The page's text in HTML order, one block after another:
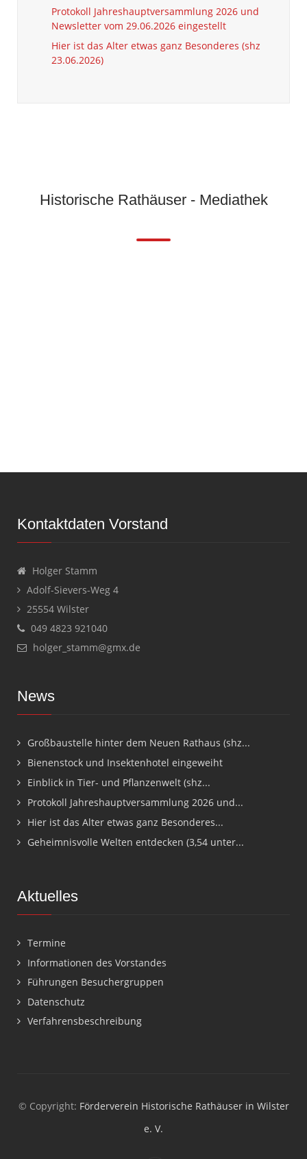
Protokoll Jahreshauptversammlung 2026 und
Newsletter vom 29.06.2026 eingestellt
Hier ist das Alter etwas ganz Besonderes (shz
23.06.2026)
Historische Rathäuser - Mediathek
Kontaktdaten Vorstand
Holger Stamm
Adolf-Sievers-Weg 4
25554 Wilster
049 4823 921040
holger_stamm@gmx.de
News
Großbaustelle hinter dem Neuen Rathaus (shz...
Bienenstock und Insektenhotel eingeweiht
Einblick in Tier- und Pflanzenwelt (shz...
Protokoll Jahreshauptversammlung 2026 und...
Hier ist das Alter etwas ganz Besonderes...
Geheimnisvolle Welten entdecken (3,54 unter...
Aktuelles
Termine
Informationen des Vorstandes
Führungen Besuchergruppen
Datenschutz
Verfahrensbeschreibung
© Copyright: Förderverein Historische Rathäuser in Wilster
e. V.